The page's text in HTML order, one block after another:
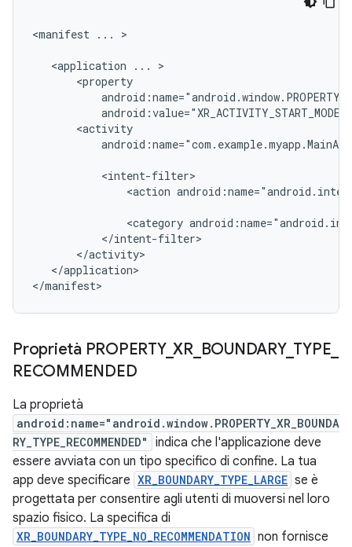
<manifest ... >
<application ...
<action
<category
</application>
Proprietà PROPERTY_XR_ BOUNDARY_ TYPE
RECOMMENDED
La proprietà
android:name="android.window.PROPERTY_XR_BOUNDA
RY_TYPE_RECOMMENDED"
indica che l'applicazione deve
essere avviata con un tipo specifico di confine. La tua
app deve specificare XR_BOUNDARY_TYPE_LARGE se è
progettata per consentire agli utenti di muoversi nel loro
spazio fisico. La specifica di
XR_BOUNDARY_TYPE_NO_RECOMMENDATION non fornisce